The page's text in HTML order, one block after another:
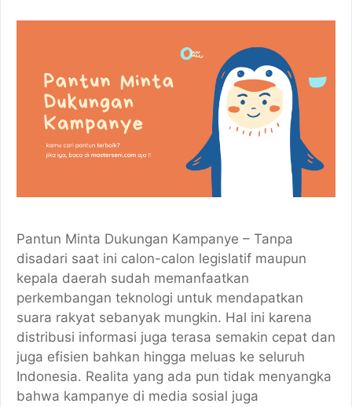
Pantun Minta Dukungan Kampanye – Tanpa
disadari saat ini calon-calon legislatif maupun
kepala daerah sudah memanfaatkan
perkembangan teknologi untuk mendapatkan
suara rakyat sebanyak mungkin. Hal ini karena
distribusi informasi juga terasa semakin cepat dan
juga efisien bahkan hingga meluas ke seluruh
Indonesia. Realita yang ada pun tidak menyangka
bahwa kampanye di media sosial juga